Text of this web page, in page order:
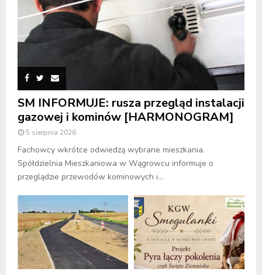
SM INFORMUJE: rusza przegląd instalacji
gazowej i kominów [HARMONOGRAM]
5 sierpnia 2026
Fachowcy wkrótce odwiedzą wybrane mieszkania.
Spółdzielnia Mieszkaniowa w Wągrowcu informuje o
przeglądzie przewodów kominowych i...